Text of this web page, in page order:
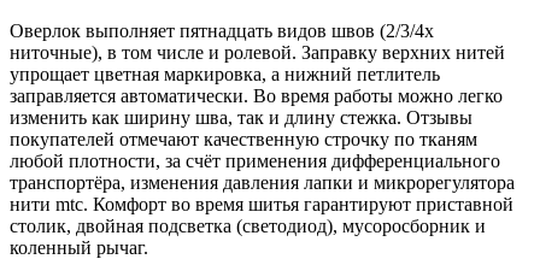
Оверлок выполняет пятнадцать видов швов (2/3/4х
ниточные), в том числе и ролевой. Заправку верхних нитей
упрощает цветная маркировка, а нижний петлитель
заправляется автоматически. Во время работы можно легко
изменить как ширину шва, так и длину стежка. Отзывы
покупателей отмечают качественную строчку по тканям
любой плотности, за счёт применения дифференциального
транспортёра, изменения давления лапки и микрорегулятора
нити mtc. Комфорт во время шитья гарантируют приставной
столик, двойная подсветка (светодиод), мусоросборник и
коленный рычаг.